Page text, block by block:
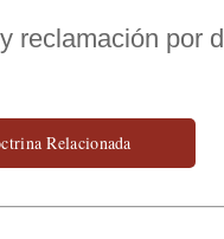
reclamación por
Relacionada